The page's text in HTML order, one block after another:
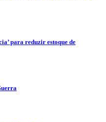
para reduzir estoque de